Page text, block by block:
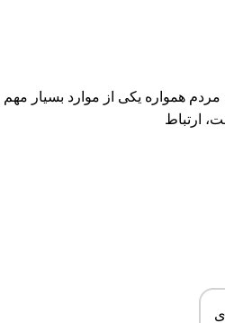
مردم همواره یکی از موارد بسیار مهم
ارتباط